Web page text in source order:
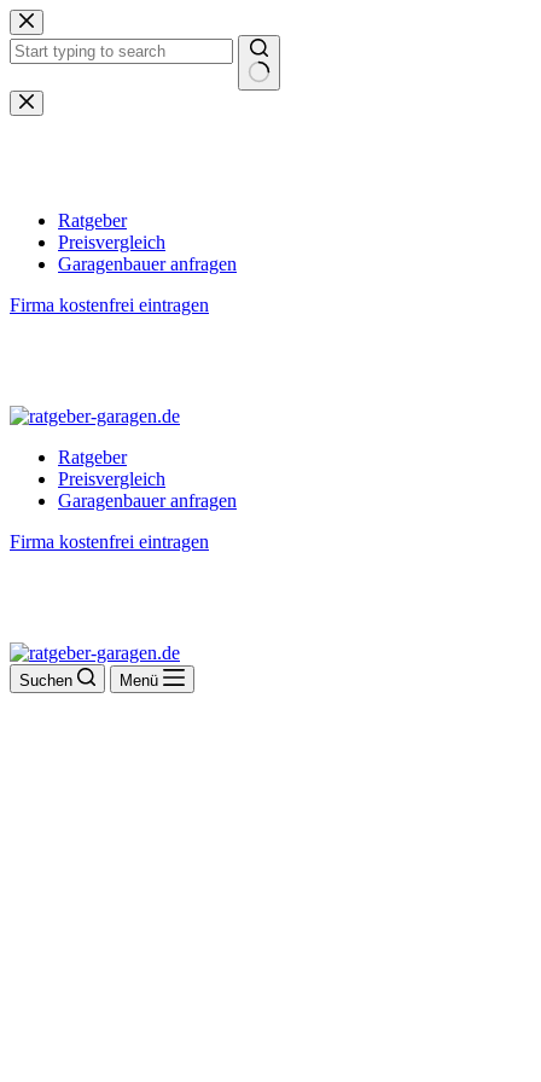
Zum
Inhalt
springen
Keine
Ergebnisse
Ratgeber
Preisvergleich
Garagenbauer anfragen
Firma kostenfrei eintragen
Ratgeber
Preisvergleich
Garagenbauer anfragen
Firma kostenfrei eintragen
Suchen Menü